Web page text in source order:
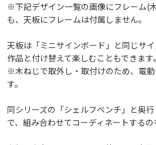
※下記デザイン一覧の画像にフレーム(
も、天板にフレームは付属しません。
天板は「ミニサインボード」と同じサ
作品と付け替えて楽しむこともできます。
※木ねじで取外し・取付けのため、電
す。
同シリーズの「シェルフベンチ」と奥
で、組み合わせてコーディネートするの